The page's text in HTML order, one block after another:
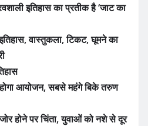
इतिहास का प्रतीक है ‘जाट का
वास्तुकला, टिकट, घूमने का
आयोजन, सबसे महंगे बिके तरुण
होने पर चिंता, युवाओं को नशे से दूर